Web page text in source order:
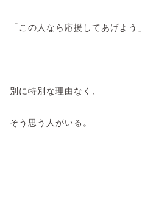
「この人なら応援してあげよう」
別に特別な理由なく、
そう思う人がいる。